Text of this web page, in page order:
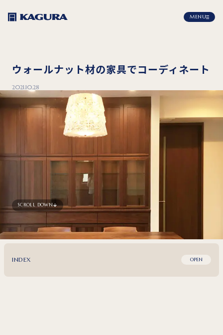
MENU
ウォールナット材の家具でコーディネート
2021.10.28
SCROLL DOWN
INDEX OPEN